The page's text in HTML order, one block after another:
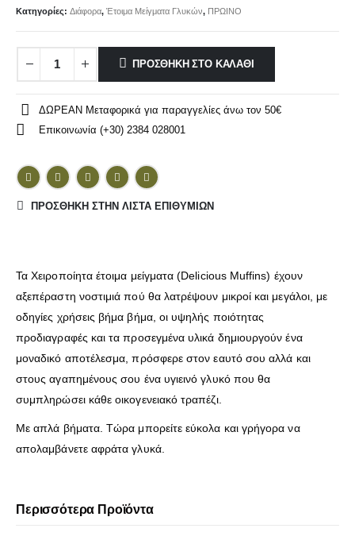
Κατηγορίες: Διάφορα, Έτοιμα Μείγματα Γλυκών, ΠΡΩΙΝΟ
ΠΡΟΣΘΉΚΗ ΣΤΟ ΚΑΛΆΘΙ
ΔΩΡΕΑΝ Μεταφορικά για παραγγελίες άνω τον 50€
Επικοινωνία (+30) 2384 028001
ΠΡΌΣΘΉΚΗ ΣΤΗΝ ΛΊΣΤΑ ΕΠΙΘΥΜΙΏΝ
Τα Χειροποίητα έτοιμα μείγματα (Delicious Muffins) έχουν
αξεπέραστη νοστιμιά πού θα λατρέψουν μικροί και μεγάλοι, με
οδηγίες χρήσεις βήμα βήμα, οι υψηλής ποιότητας
προδιαγραφές και τα προσεγμένα υλικά δημιουργούν ένα
μοναδικό αποτέλεσμα, πρόσφερε στον εαυτό σου αλλά και
στους αγαπημένους σου ένα υγιεινό γλυκό που θα
συμπληρώσει κάθε οικογενειακό τραπέζι.
Με απλά βήματα. Τώρα μπορείτε εύκολα και γρήγορα να
απολαμβάνετε αφράτα γλυκά.
Περισσότερα Προϊόντα